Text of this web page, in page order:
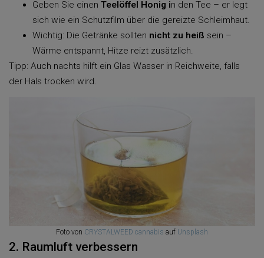
Geben Sie einen Teelöffel Honig in den Tee – er legt
sich wie ein Schutzfilm über die gereizte Schleimhaut.
Wichtig: Die Getränke sollten nicht zu heiß sein –
Wärme entspannt, Hitze reizt zusätzlich.
Tipp: Auch nachts hilft ein Glas Wasser in Reichweite, falls
der Hals trocken wird.
Foto von CRYSTALWEED cannabis auf Unsplash
2. Raumluft verbessern